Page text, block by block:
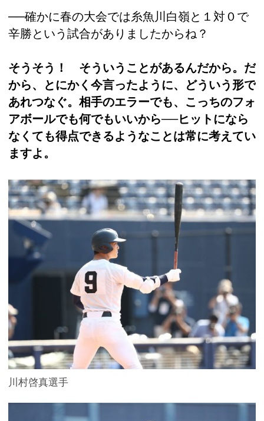
──確かに春の大会では糸魚川白嶺と１対０で
辛勝という試合がありましたからね？
そうそう！ そういうことがあるんだから。だ
から、とにかく今言ったように、どういう形で
あれつなぐ。相手のエラーでも、こっちのフォ
アボールでも何でもいいから──ヒットになら
なくても得点できるようなことは常に考えてい
ますよ。
川村啓真選手